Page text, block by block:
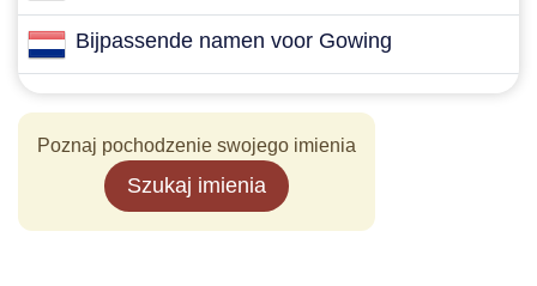
Bijpassende namen voor Gowing
Poznaj pochodzenie swojego imienia
Szukaj imienia